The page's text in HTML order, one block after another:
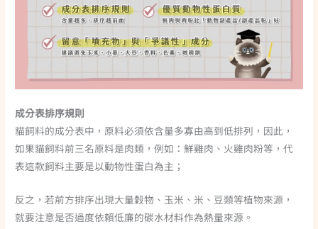
成分表排序規則
貓飼料的成分表中，原料必須依含量多寡由高到低排列，因此，
如果貓飼料前三名原料是肉類，例如：鮮雞肉、火雞肉粉等，代
表這款飼料主要是以動物性蛋白為主；
反之，若前方排序出現大量穀物、玉米、米、豆類等植物來源，
就要注意是否過度依賴低廉的碳水材料作為熱量來源。